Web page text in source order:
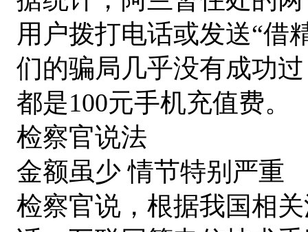
用户拨打电话或发送“借
们的骗局几乎没有成功
都是100元手机充值费。
检察官说法
金额虽少 情节特别严重
检察官说，根据我国相